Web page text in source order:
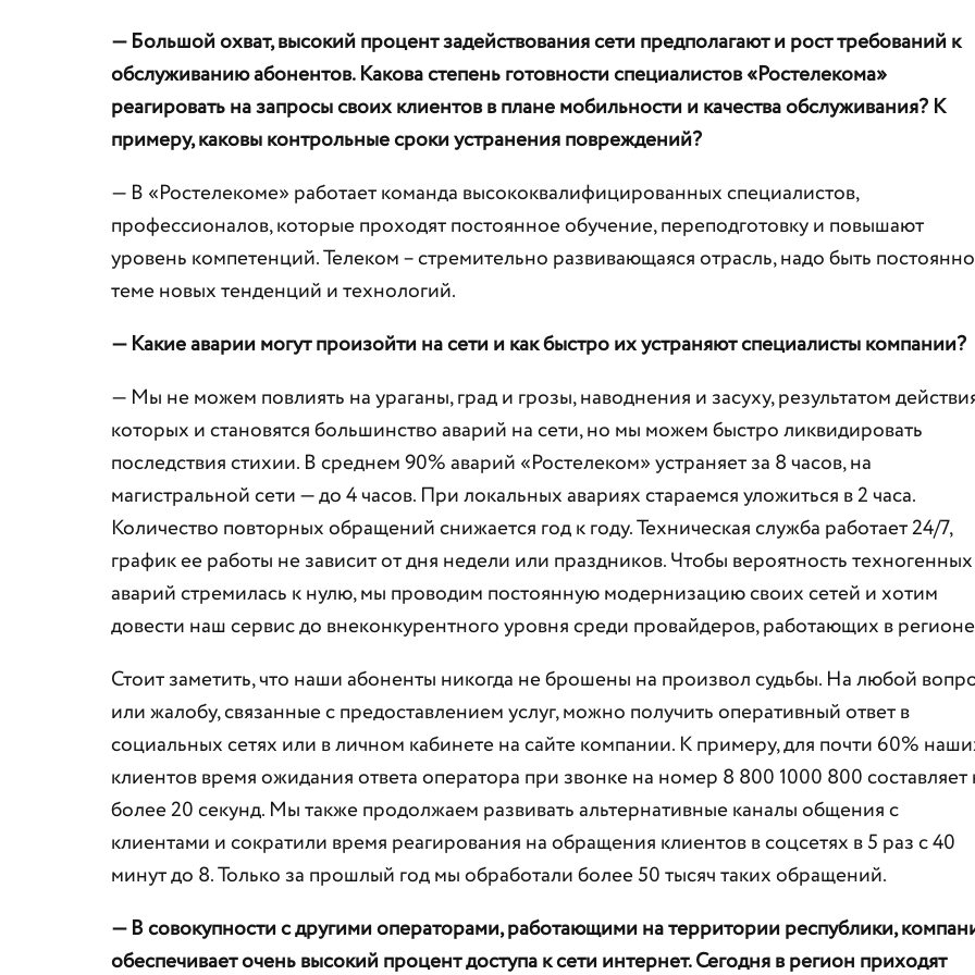
— Большой охват, высокий процент задействования сети предполагают и рост требований к
обслуживанию абонентов. Какова степень готовности специалистов «Ростелекома»
реагировать на запросы своих клиентов в плане мобильности и качества обслуживания? К
примеру, каковы контрольные сроки устранения повреждений?
— В «Ростелекоме» работает команда высококвалифицированных специалистов,
профессионалов, которые проходят постоянное обучение, переподготовку и повышают
уровень компетенций. Телеком – стремительно развивающаяся отрасль, надо быть
теме новых тенденций и технологий.
— Какие аварии могут произойти на сети и как быстро их устраняют специалисты компании?
— Мы не можем повлиять на ураганы, град и грозы, наводнения и засуху, результатом
которых и становятся большинство аварий на сети, но мы можем быстро ликвидировать
последствия стихии. В среднем 90% аварий «Ростелеком» устраняет за 8 часов, на
магистральной сети — до 4 часов. При локальных авариях стараемся уложиться в 2 часа.
Количество повторных обращений снижается год к году. Техническая служба работает 24/7,
график ее работы не зависит от дня недели или праздников. Чтобы вероятность техногенных
аварий стремилась к нулю, мы проводим постоянную модернизацию своих сетей и хотим
довести наш сервис до внеконкурентного уровня среди провайдеров, работающих в
Стоит заметить, что наши абоненты никогда не брошены на произвол судьбы. На любой
или жалобу, связанные с предоставлением услуг, можно получить оперативный ответ в
социальных сетях или в личном кабинете на сайте компании. К примеру, для почти 60%
клиентов время ожидания ответа оператора при звонке на номер 8 800 1000 800 составляет
более 20 секунд. Мы также продолжаем развивать альтернативные каналы общения с
клиентами и сократили время реагирования на обращения клиентов в соцсетях в 5 раз с 40
минут до 8. Только за прошлый год мы обработали более 50 тысяч таких обращений.
— В совокупности с другими операторами, работающими на территории республики,
обеспечивает очень высокий процент доступа к сети интернет. Сегодня в регион приходят